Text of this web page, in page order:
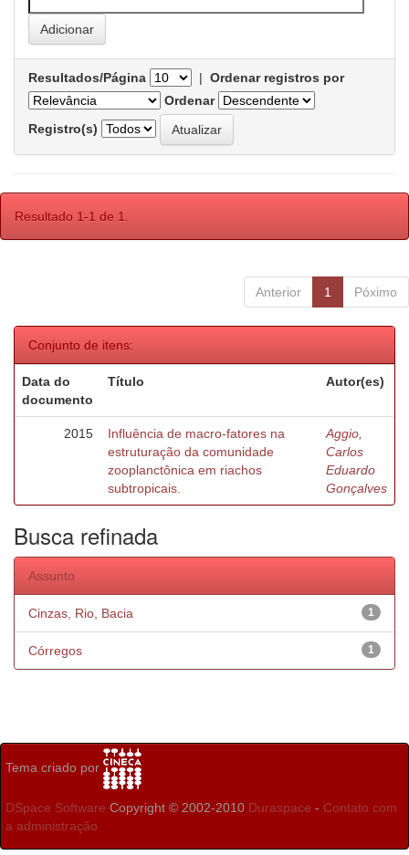
Resultados/Página | Ordenar registros por
Ordenar
Registro(s)
Resultado 1-1 de 1.
Anterior 1 Póximo
Conjunto de itens:
Data do
documento
Título Autor(es)
2015
Influência de macro-fatores na
estruturação da comunidade
zooplanctônica em riachos
subtropicais.
Aggio,
Carlos
Eduardo
Gonçalves
Busca refinada
Assunto
1
Cinzas, Rio, Bacia
1
Córregos
Tema criado por
DSpace Software Copyright © 2002-2010 Duraspace - Contato com
a administração